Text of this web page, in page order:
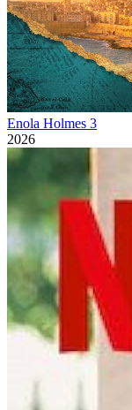
Enola Holmes 3
2026